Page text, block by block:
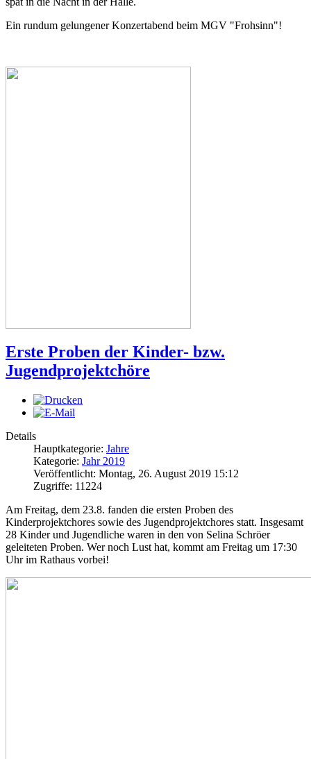
Ein rundum gelungener Konzertabend beim MGV "Frohsinn"!
Erste Proben der Kinder- bzw.
Jugendprojektchöre
Details
Hauptkategorie: Jahre
Kategorie: Jahr 2019
Veröffentlicht: Montag, 26. August 2019 15:12
Zugriffe: 11224
Am Freitag, dem 23.8. fanden die ersten Proben des
Kinderprojektchores sowie des Jugendprojektchores statt. Insgesamt
28 Kinder und Jugendliche waren in den von Selina Schröer
geleiteten Proben. Wer noch Lust hat, kommt am Freitag um 17:30
Uhr im Rathaus vorbei!